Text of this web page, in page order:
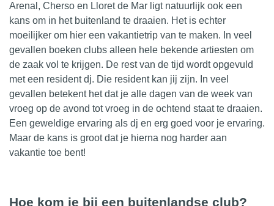
Arenal, Cherso en Lloret de Mar ligt natuurlijk ook een
kans om in het buitenland te draaien. Het is echter
moeilijker om hier een vakantietrip van te maken. In veel
gevallen boeken clubs alleen hele bekende artiesten om
de zaak vol te krijgen. De rest van de tijd wordt opgevuld
met een resident dj. Die resident kan jij zijn. In veel
gevallen betekent het dat je alle dagen van de week van
vroeg op de avond tot vroeg in de ochtend staat te draaien.
Een geweldige ervaring als dj en erg goed voor je ervaring.
Maar de kans is groot dat je hierna nog harder aan
vakantie toe bent!
Hoe kom je bij een buitenlandse club?